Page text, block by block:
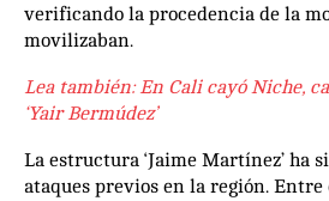
verificando la procedencia de la
movilizaban.
Lea también: En Cali cayó Niche,
‘Yair Bermúdez’
La estructura ‘Jaime Martínez’ ha
ataques previos en la región.